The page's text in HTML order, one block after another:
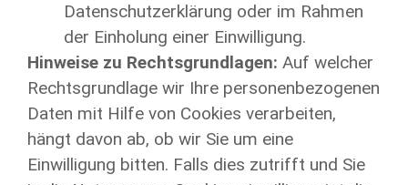
Datenschutzerklärung oder im Rahmen
der Einholung einer Einwilligung.
Hinweise zu Rechtsgrundlagen: Auf welcher
Rechtsgrundlage wir Ihre personenbezogenen
Daten mit Hilfe von Cookies verarbeiten,
hängt davon ab, ob wir Sie um eine
Einwilligung bitten. Falls dies zutrifft und Sie